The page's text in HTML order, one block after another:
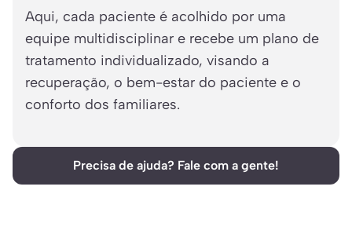
Aqui, cada paciente é acolhido por uma
equipe multidisciplinar e recebe um plano de
tratamento individualizado, visando a
recuperação, o bem-estar do paciente e o
conforto dos familiares.
Precisa de ajuda? Fale com a gente!